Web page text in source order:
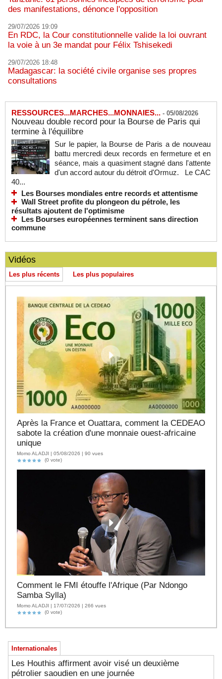
des manifestations, dénonce l'opposition
29/07/2026 19:09
En RDC, la Cour constitutionnelle valide la loi ouvrant
la voie à un 3e mandat pour Félix Tshisekedi
29/07/2026 18:48
Madagascar: la société civile organise ses propres
consultations
RESSOURCES...MARCHES...MONNAIES... - 05/08/2026
Nouveau double record pour la Bourse de Paris qui
termine à l'équilibre
Sur le papier, la Bourse de Paris a de nouveau
battu mercredi deux records en fermeture et en
séance, mais a quasiment stagné dans l'attente
d'un accord autour du détroit d'Ormuz. Le CAC
40...
Les Bourses mondiales entre records et attentisme
Wall Street profite du plongeon du pétrole, les
résultats ajoutent de l'optimisme
Les Bourses européennes terminent sans direction
commune
Vidéos
Les plus récents Les plus populaires
Après la France et Ouattara, comment la CEDEAO
sabote la création d'une monnaie ouest-africaine
unique
Momo ALADJI | 05/08/2026 | 90 vues
(0 vote)
Comment le FMI étouffe l'Afrique (Par Ndongo
Samba Sylla)
Momo ALADJI | 17/07/2026 | 266 vues
(0 vote)
Internationales
Les Houthis affirment avoir visé un deuxième
pétrolier saoudien en une journée